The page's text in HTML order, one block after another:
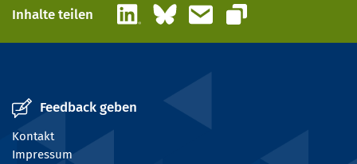
Inhalte teilen LinkedInBlueskyE-Mail
Link kopieren
Feedback geben
Kontakt
Impressum